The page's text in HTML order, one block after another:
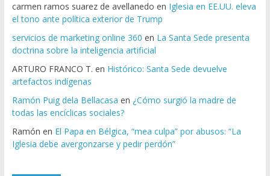
carmen ramos suarez de avellanedo en Iglesia en EE.UU. eleva
el tono ante política exterior de Trump
servicios de marketing online 360 en La Santa Sede presenta
doctrina sobre la inteligencia artificial
ARTURO FRANCO T. en Histórico: Santa Sede devuelve
artefactos indígenas
Ramón Puig dela Bellacasa en ¿Cómo surgió la madre de
todas las encíclicas sociales?
Ramón en El Papa en Bélgica, “mea culpa” por abusos: “La
Iglesia debe avergonzarse y pedir perdón”